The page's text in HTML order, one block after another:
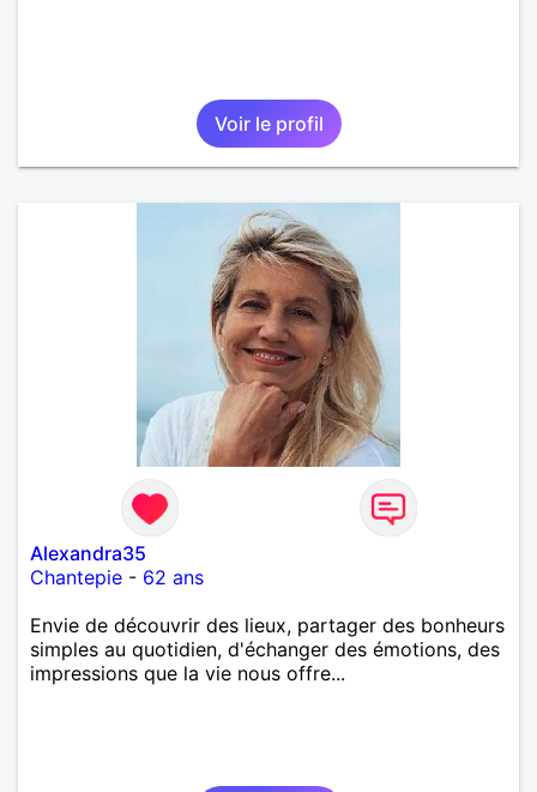
Voir le profil
Alexandra35
Chantepie - 62 ans
Envie de découvrir des lieux, partager des bonheurs
simples au quotidien, d'échanger des émotions, des
impressions que la vie nous offre...